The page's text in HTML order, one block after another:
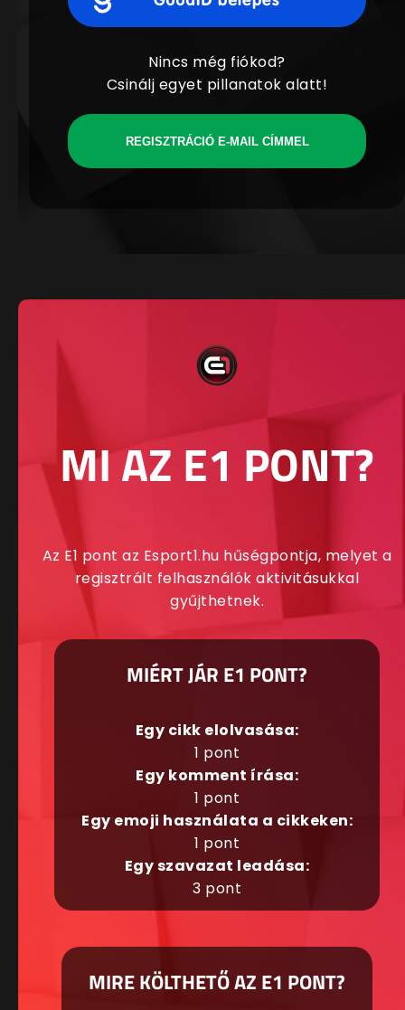
Nincs még fiókod?
Csinálj egyet pillanatok alatt!
REGISZTRÁCIÓ E-MAIL CÍMMEL
MI AZ E1 PONT?
Az E1 pont az Esport1.hu hűségpontja, melyet a
regisztrált felhasználók aktivitásukkal
gyűjthetnek.
MIÉRT JÁR E1 PONT?
Egy cikk elolvasása:
1 pont
Egy komment írása:
1 pont
Egy emoji használata a cikkeken:
1 pont
Egy szavazat leadása:
3 pont
MIRE KÖLTHETŐ AZ E1 PONT?